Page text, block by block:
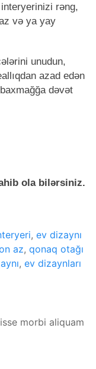
rəng,
və ya yay
unudun,
azad edən
dəvət
ola bilərsiniz.
, ev dizaynı
az, qonaq otağı
, ev dizaynları
morbi aliquam